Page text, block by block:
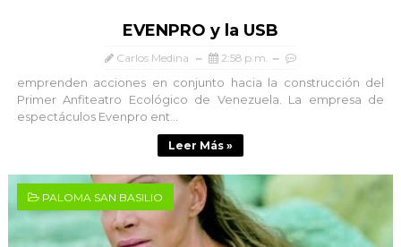
EVENPRO y la USB
Carlos Medina 2:58 p.m.
emprenden acciones en conjunto hacia la construcción del
Primer Anfiteatro Ecológico de Venezuela. La empresa de
espectáculos Evenpro ent...
Leer Más »
PALOMA SAN BASILIO